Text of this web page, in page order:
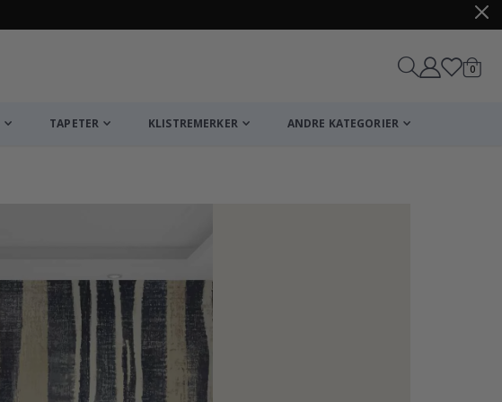
0varer
TAPETER KLISTREMERKER ANDRE KATEGORIER